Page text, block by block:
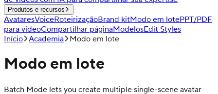
Produtos e recursos
AvataresVoiceRoteirizaçãoBrand kitModo em lotePPT/PDF
para vídeoCompartilhar páginaModelosEdit Styles
Início Academia Modo em lote
Modo em lote
Batch Mode lets you create multiple single-scene avatar